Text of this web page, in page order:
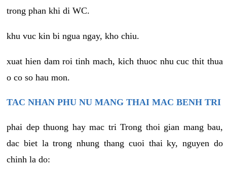
trong phan khi di WC.
khu vuc kin bi ngua ngay, kho chiu.
xuat hien dam roi tinh mach, kich thuoc nhu cuc thit thua
o co so hau mon.
TAC NHAN PHU NU MANG THAI MAC BENH TRI
phai dep thuong hay mac tri Trong thoi gian mang bau,
dac biet la trong nhung thang cuoi thai ky, nguyen do
chinh la do: